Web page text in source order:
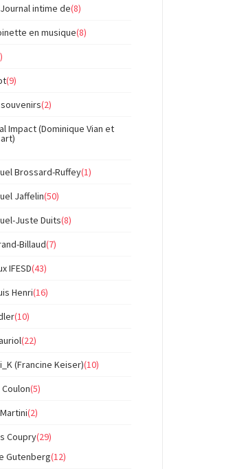
intime de(8)
en musique(8)
(9)
(2)
Impact (Dominique Vian et
Brossard-Ruffey(1)
Jaffelin(50)
Juste Duits(8)
Billaud(7)
IFESD(43)
Henri(16)
(10)
(22)
(Francine Keiser)(10)
Coulon(5)
(2)
Coupry(29)
Gutenberg(12)